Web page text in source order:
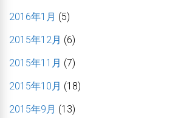
2016年1月 (5)
2015年12月 (6)
2015年11月 (7)
2015年10月 (18)
2015年9月 (13)